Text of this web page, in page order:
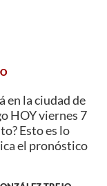
en la ciudad de
HOY viernes 7
Esto es lo
el pronóstico